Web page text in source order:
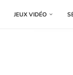
JEUX VIDÉO